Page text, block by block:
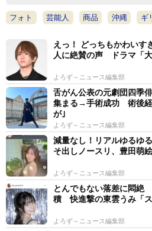
フォト 芸能人 商品 沖縄 ギ
えっ！ どっちもかわい
人に絶賛の声 ドラマ「
よろず～ニュース編集部
舌がん公表の元劇団四季
集まる→手術成功 術後経
が｣
よろず～ニュース編集部
減量なし！リアルゆるゆ
そ出しノースリ、豊田萌
よろず～ニュース編集部
とんでもない落差に悶絶
積 快進撃の東雲うみ「
よろず～ニュース編集部